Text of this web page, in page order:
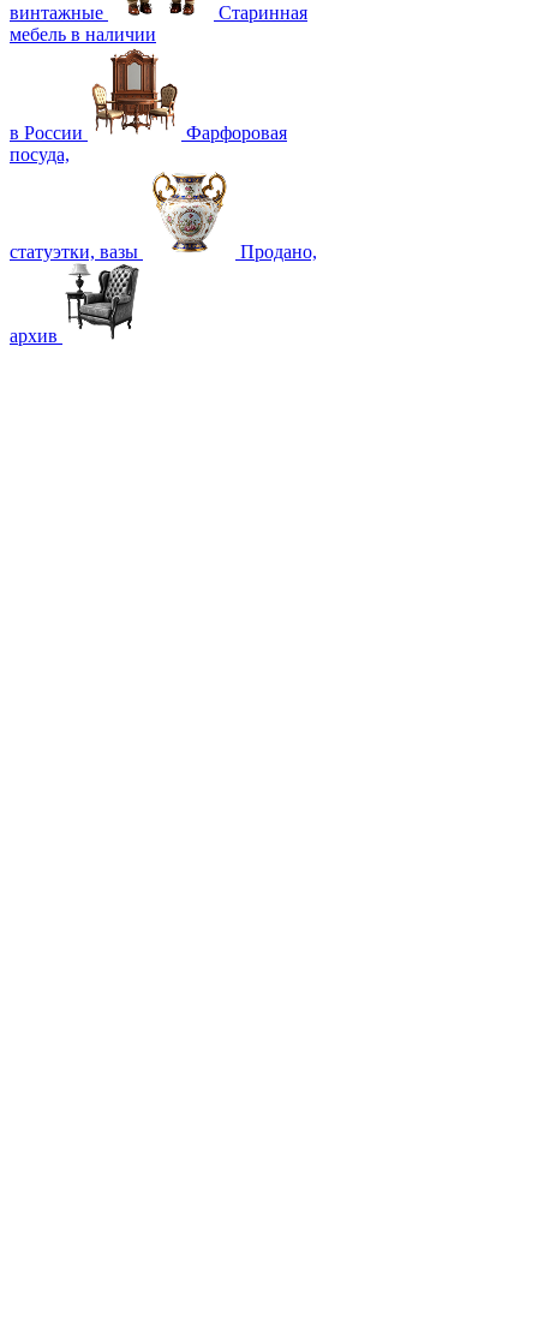
винтажные
Старинная
мебель в наличии
в России
Фарфоровая
посуда,
статуэтки, вазы Продано,
архив